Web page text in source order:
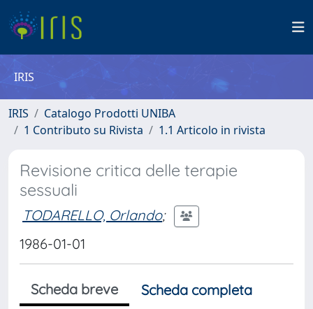
IRIS
IRIS
Catalogo Prodotti UNIBA
1 Contributo su Rivista
1.1 Articolo in rivista
Revisione critica delle terapie
sessuali
TODARELLO, Orlando;
1986-01-01
Scheda breve
Scheda completa